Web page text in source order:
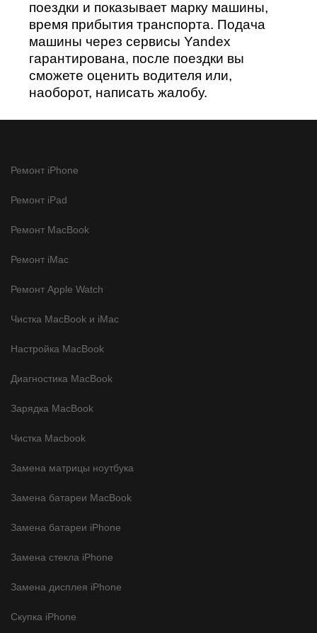
поездки и показывает марку машины,
время прибытия транспорта. Подача
машины через сервисы Yandex
гарантирована, после поездки вы
сможете оценить водителя или,
наоборот, написать жалобу.
Ремонт iPhone
Ремонт iPad
Ремонт MacBook
Ремонт iMac
Ремонт Apple Watch
Чистка MacBook и iMac
Настройка MacBook
Диагностика MacBook
Зарядка MacBook
Чистка Macbook
Замена матрицы ноутбука
Замена батареи MacBook
Замена батареи iPhone
Замена стекла iPhone
Замена дисплея iPhone
Скупка iPhone